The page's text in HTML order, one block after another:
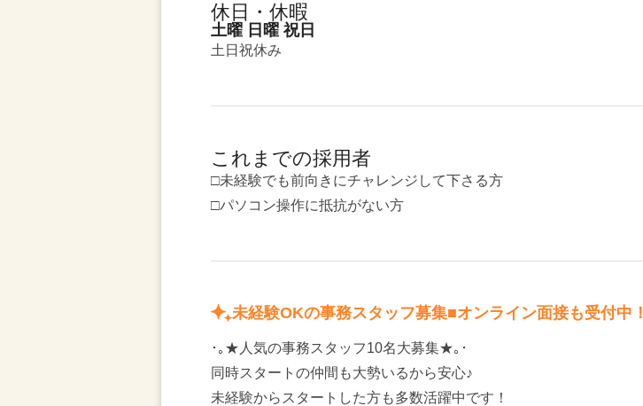
休日・休暇
土曜 日曜 祝日
土日祝休み
これまでの採用者
□未経験でも前向きにチャレンジして下さる方
□パソコン操作に抵抗がない方
未経験OKの事務スタッフ募集■オンライン面接も受付中！
･｡★人気の事務スタッフ10名大募集★｡･
同時スタートの仲間も大勢いるから安心♪
未経験からスタートした方も多数活躍中です！